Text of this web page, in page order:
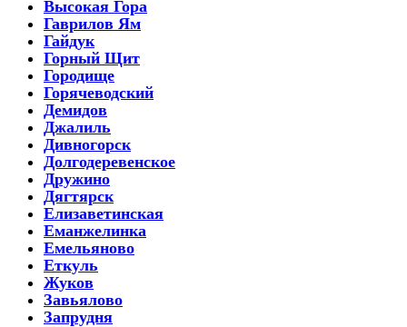
Высокая Гора
Гаврилов Ям
Гайдук
Горный Щит
Городище
Горячеводский
Демидов
Джалиль
Дивногорск
Долгодеревенское
Дружино
Дягтярск
Елизаветинская
Еманжелинка
Емельяново
Еткуль
Жуков
Завьялово
Запрудня